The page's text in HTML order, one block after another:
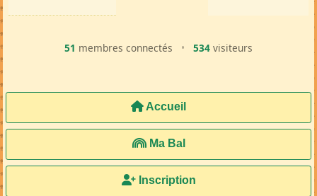
51 membres connectés • 534 visiteurs
Accueil
Ma Bal
Inscription